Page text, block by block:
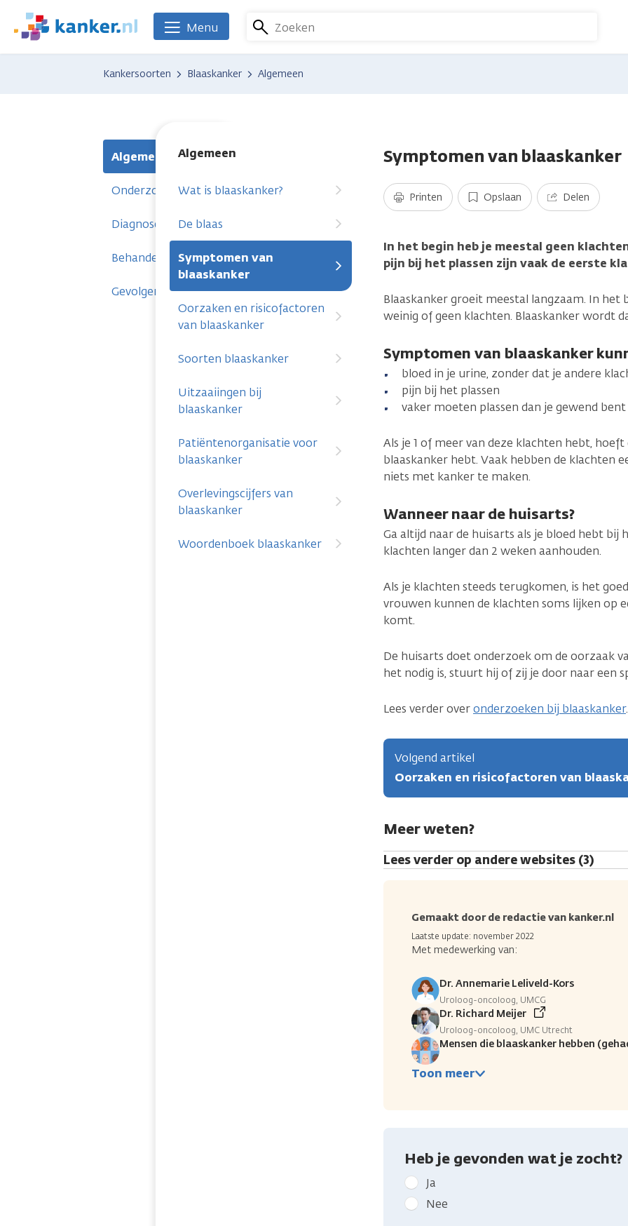
naar
We
zijn
Zoeken
Menu
Kankersoorten Blaaskanker Algemeen
Algemeen Algemeen
Wat is blaaskanker?
De blaas
Symptomen van
blaaskanker
Oorzaken en risicofactoren
van blaaskanker
Soorten blaaskanker
Uitzaaiingen bij
blaaskanker
Patiëntenorganisatie voor
blaaskanker
Overlevingscijfers van
blaaskanker
Woordenboek blaaskanker
Onderzoeken
Diagnose
Behandelingen
Gevolgen
Symptomen van blaaskanker
Printen Opslaan Delen
In het begin heb je meestal geen
pijn bij het plassen zijn vaak de eerste
Blaaskanker groeit meestal langzaam. In het
weinig of geen klachten. Blaaskanker wordt
Symptomen van blaaskanker
bloed in je urine, zonder dat je andere
pijn bij het plassen
vaker moeten plassen dan je gewend bent
Als je 1 of meer van deze klachten hebt,
blaaskanker hebt. Vaak hebben de klachten
niets met kanker te maken.
Wanneer naar de huisarts?
Ga altijd naar de huisarts als je bloed hebt bij
klachten langer dan 2 weken aanhouden.
Als je klachten steeds terugkomen, is het
vrouwen kunnen de klachten soms lijken op
komt.
De huisarts doet onderzoek om de oorzaak
het nodig is, stuurt hij of zij je door naar een
Lees verder overonderzoeken bij blaaskanker.
Volgend artikel
Oorzaken en risicofactoren van
Meer weten?
Lees verder op andere websites (3)
Gemaakt door de redactie van kanker.nl
Laatste update: november 2022
Met medewerking van:
Dr. Annemarie Leliveld-Kors
Uroloog-oncoloog, UMCG
Dr. Richard Meijer
Uroloog-oncoloog, UMC Utrecht
Mensen die blaaskanker hebben
Toon meer
Heb je gevonden wat je zocht?
Geef
kanker.nl
feedback:
Ja
Nee